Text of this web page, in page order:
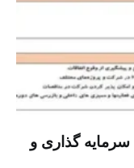
گذاری و